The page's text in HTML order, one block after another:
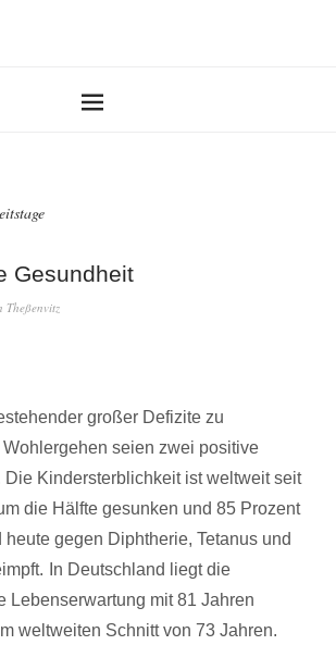
Gesundheit
Theßenvitz
großer Defizite zu
seien zwei positive
Die Kindersterblichkeit ist weltweit seit
die Hälfte gesunken und 85 Prozent
gegen Diphtherie, Tetanus und
In Deutschland liegt die
Lebenserwartung mit 81 Jahren
weltweiten Schnitt von 73 Jahren.